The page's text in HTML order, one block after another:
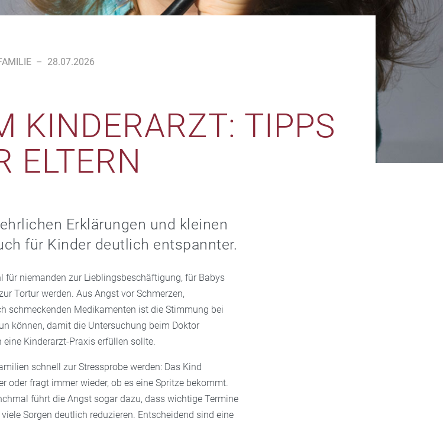
– 28.07.2026
KINDERARZT: TIPPS
ELTERN
Erklärungen und kleinen
für Kinder deutlich entspannter.
für niemanden zur Lieblingsbeschäftigung, für Babys
Tortur werden. Aus Angst vor Schmerzen,
schmeckenden Medikamenten ist die Stimmung bei
können, damit die Untersuchung beim Doktor
Kinderarzt-Praxis erfüllen sollte.
schnell zur Stressprobe werden: Das Kind
oder fragt immer wieder, ob es eine Spritze bekommt.
führt die Angst sogar dazu, dass wichtige Termine
Sorgen deutlich reduzieren. Entscheidend sind eine